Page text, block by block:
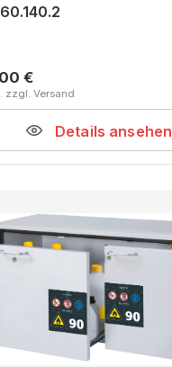
Preis:
€
Details ansehen